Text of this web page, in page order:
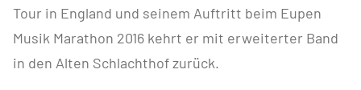
Tour in England und seinem Auftritt beim Eupen
Musik Marathon 2016 kehrt er mit erweiterter Band
in den Alten Schlachthof zurück.